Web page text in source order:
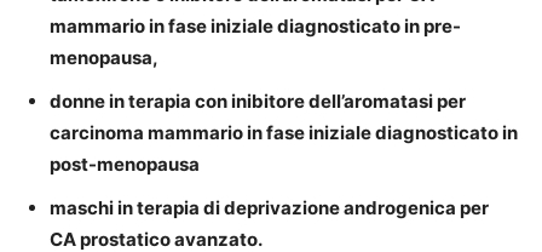
mammario in fase iniziale diagnosticato in pre-
menopausa,
donne in terapia con inibitore dell’aromatasi per
carcinoma mammario in fase iniziale diagnosticato in
post-menopausa
maschi in terapia di deprivazione androgenica per
CA prostatico avanzato.